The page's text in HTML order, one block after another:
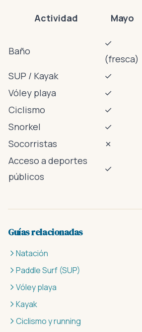
Actividad Mayo
Baño
✓
(fresca)
SUP / Kayak
✓
Vóley playa
✓
Ciclismo
✓
Snorkel
✓
Socorristas
✗
Acceso a deportes
públicos
✓
Guías relacionadas
Natación
Paddle Surf (SUP)
Vóley playa
Kayak
Ciclismo y running